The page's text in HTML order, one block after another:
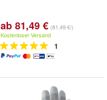
ab 81,49 € (81,49 €/)
Kostenloser Versand
1